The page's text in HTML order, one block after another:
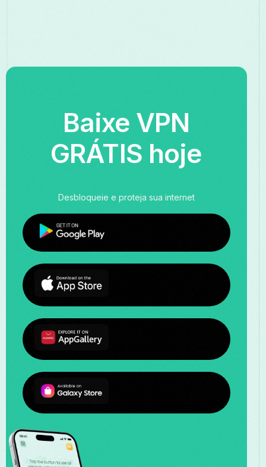
Baixe VPN
GRÁTIS hoje
Desbloqueie e proteja sua internet